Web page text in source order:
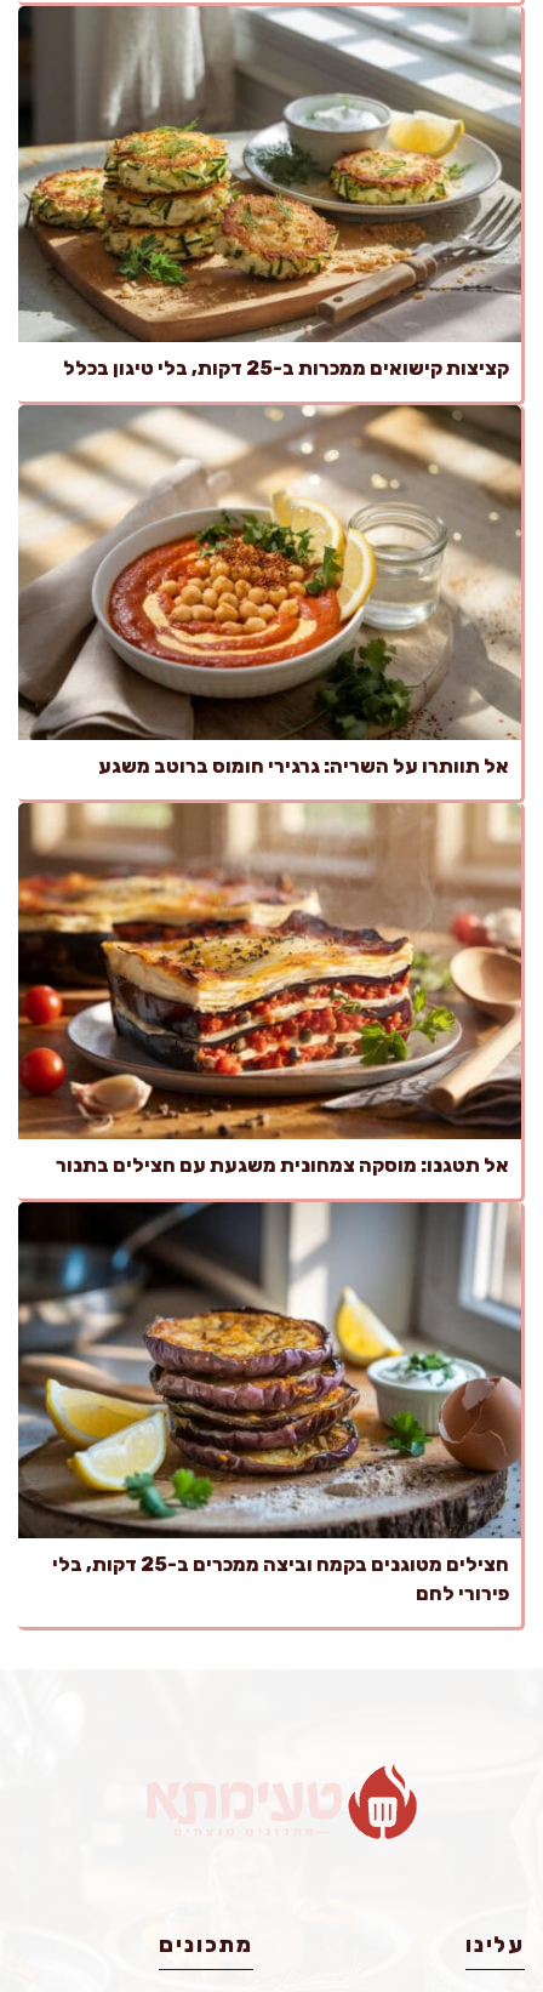
קציצות קישואים ממכרות ב-25 דקות, בלי טיגון בכלל
אל תוותרו על השריה: גרגירי חומוס ברוטב משגע
אל תטגנו: מוסקה צמחונית משגעת עם חצילים בתנור
חצילים מטוגנים בקמח וביצה ממכרים ב-25 דקות, בלי
פירורי לחם
עלינו מתכונים